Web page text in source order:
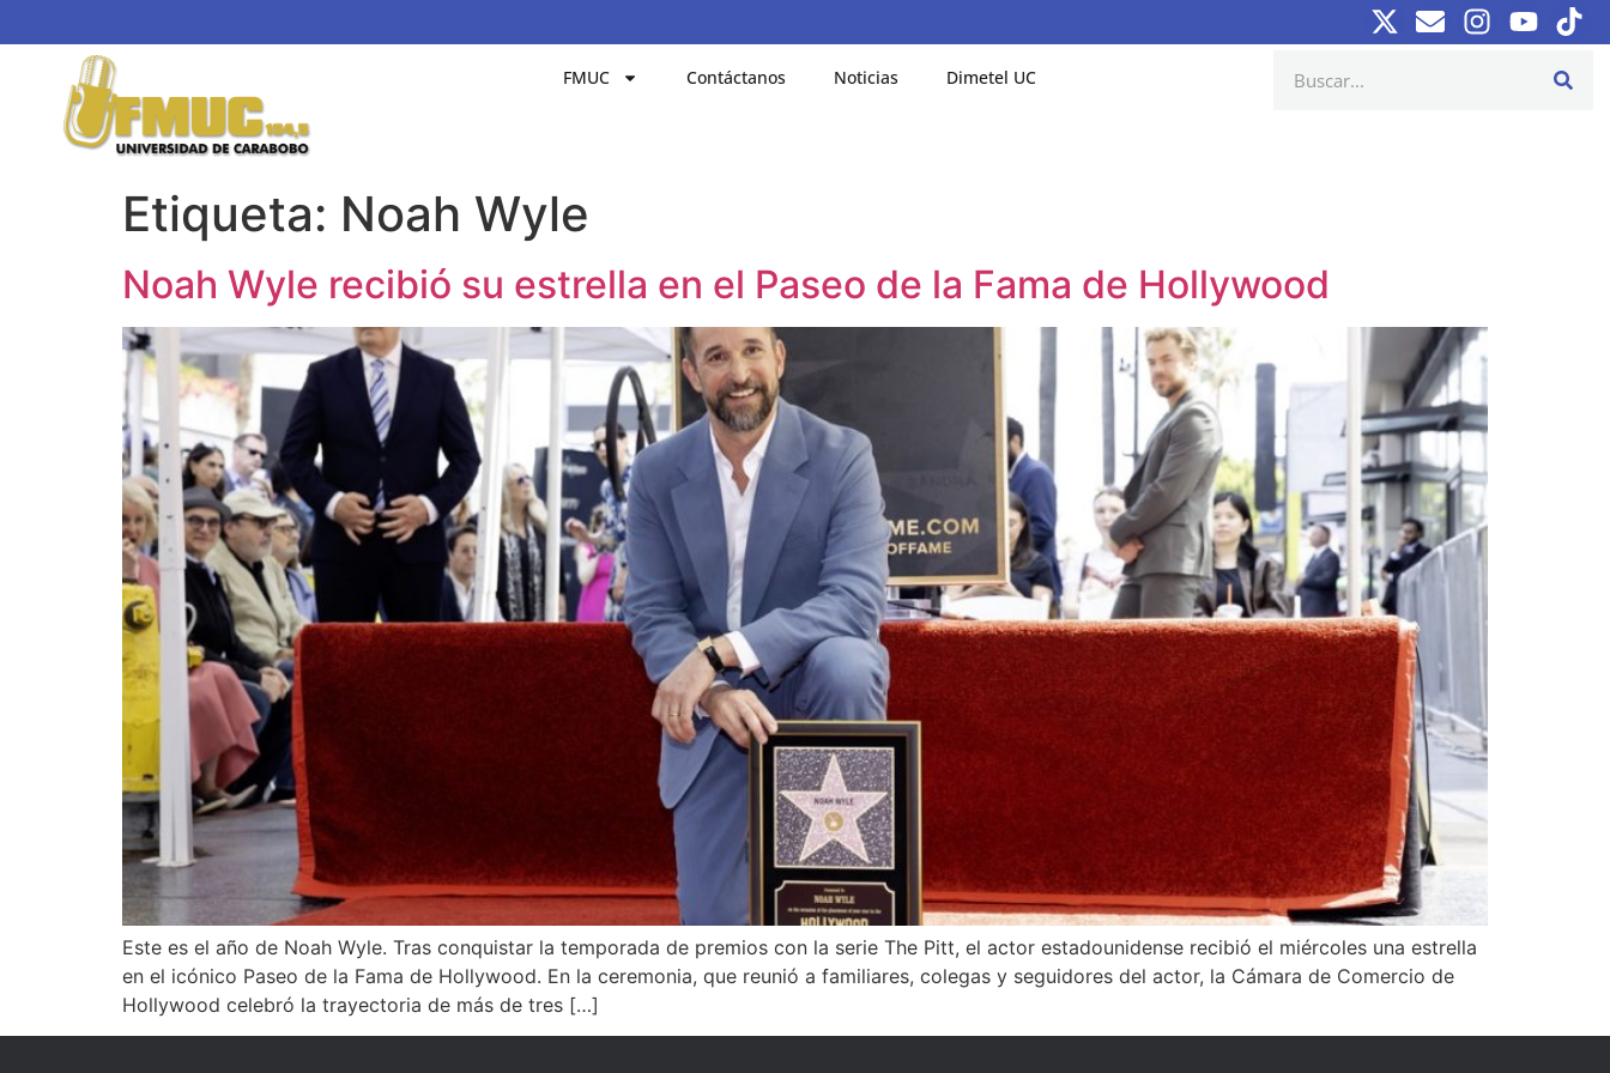
FMUC Contáctanos Noticias Dimetel UC
Etiqueta: Noah Wyle
Noah Wyle recibió su estrella en el Paseo de la Fama de Hollywood
Este es el año de Noah Wyle. Tras conquistar la temporada de premios con la serie The Pitt, el actor estadounidense recibió el miércoles una estrella
en el icónico Paseo de la Fama de Hollywood. En la ceremonia, que reunió a familiares, colegas y seguidores del actor, la Cámara de Comercio de
Hollywood celebró la trayectoria de más de tres […]